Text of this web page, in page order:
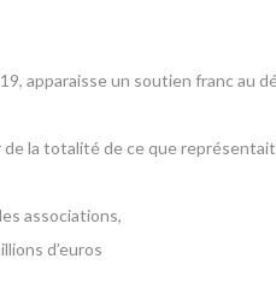
apparaisse un soutien franc au
la totalité de ce que représentait
associations,
d’euros